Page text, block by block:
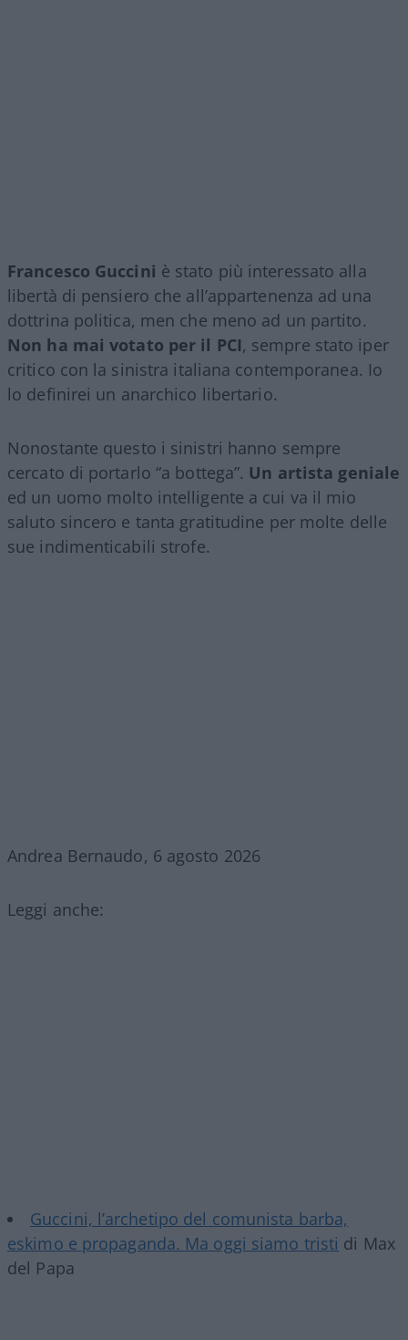
Francesco Guccini è stato più interessato alla
libertà di pensiero che all’appartenenza ad una
dottrina politica, men che meno ad un partito.
Non ha mai votato per il PCI, sempre stato iper
critico con la sinistra italiana contemporanea. Io
lo definirei un anarchico libertario.
Nonostante questo i sinistri hanno sempre
cercato di portarlo “a bottega”. Un artista geniale
ed un uomo molto intelligente a cui va il mio
saluto sincero e tanta gratitudine per molte delle
sue indimenticabili strofe.
Andrea Bernaudo, 6 agosto 2026
Leggi anche:
Guccini, l’archetipo del comunista barba,
eskimo e propaganda. Ma oggi siamo tristi di Max
del Papa